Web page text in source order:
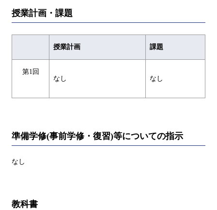
授業計画・課題
授業計画 課題
第1回
なし
なし
準備学修(事前学修・復習)等についての指示
なし
教科書